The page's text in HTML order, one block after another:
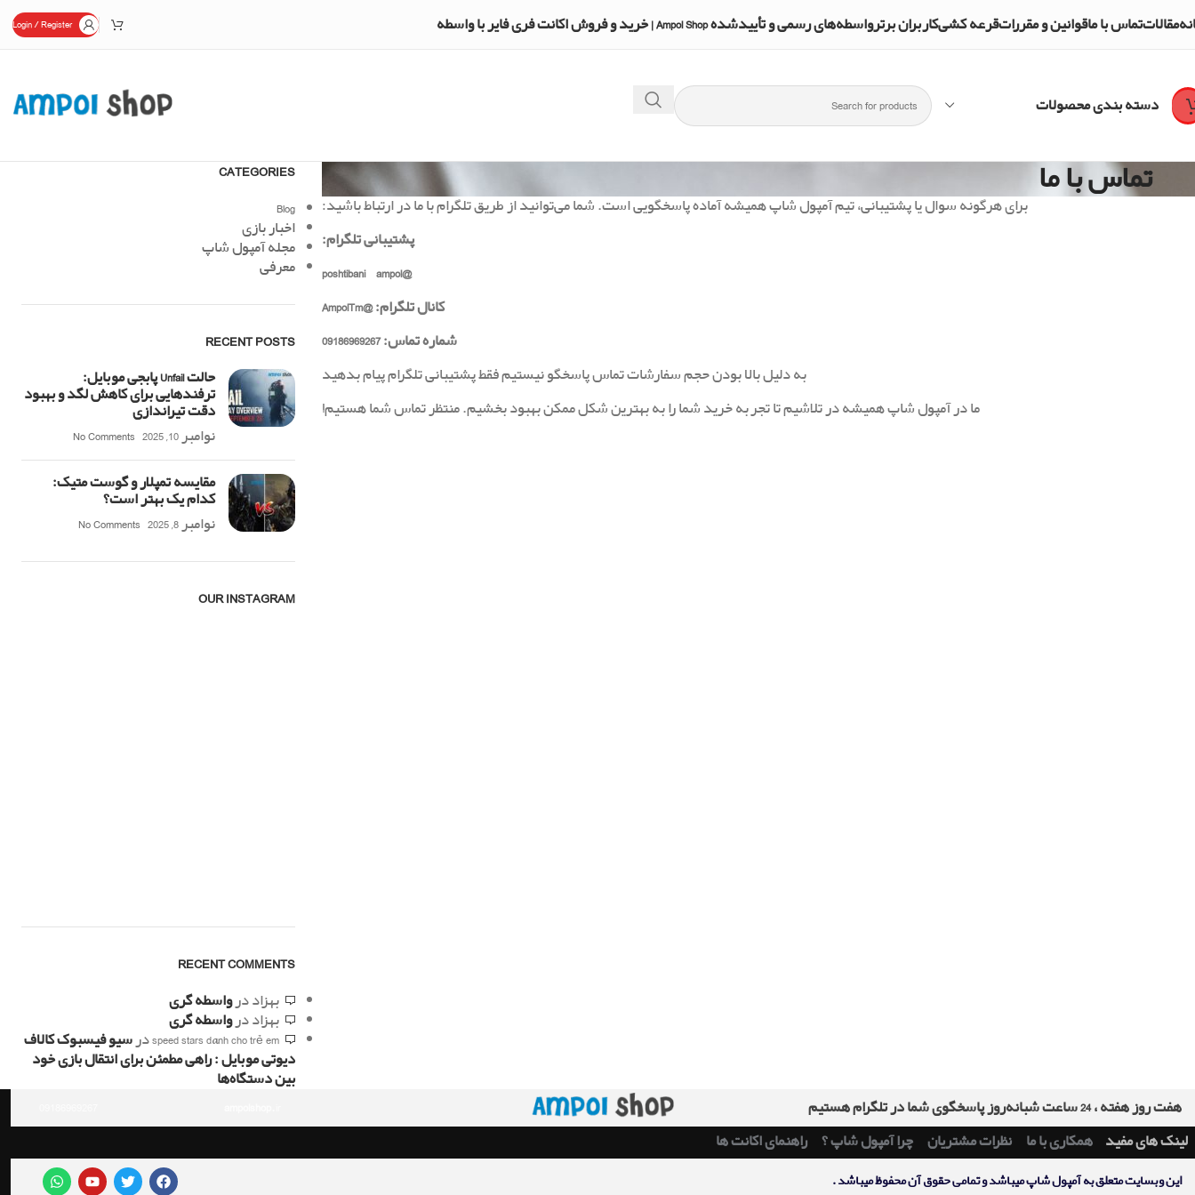
مقالاتتماس با ماقوانین و مقرراتقرعه کشیکاربران برترواسطه‌های رسمی و تأییدشده Ampol Shop | خرید و فروش اکانت فری فایر با واسطه Login / Register
دسته بندی محصولات
تماس با ما
برای هرگونه سوال یا پشتیبانی، تیم آمپول شاپ همیشه آماده پاسخگویی است. شما می‌توانید از طریق تلگرام با ما در ارتباط باشید:
پشتیبانی تلگرام:
@poshtibani_ampol
کانال تلگرام: @AmpolTm
شماره تماس: 09186969267
به دلیل بالا بودن حجم سفارشات تماس پاسخگو نیستیم فقط پشتیبانی تلگرام پیام بدهید
ما در آمپول شاپ همیشه در تلاشیم تا تجربه خرید شما را به بهترین شکل ممکن بهبود بخشیم. منتظر تماس شما هستیم!
CATEGORIES
Blog
اخبار بازی
مجله آمپول شاپ
معرفی
RECENT POSTS
حالت Unfail پابجی موبایل:
ترفندهایی برای کاهش لگد و بهبود
دقت تیراندازی
نوامبر 10, 2025
No Comments
مقایسه تمپلار و گوست متیک:
کدام یک بهتر است؟
نوامبر 8, 2025
No Comments
OUR INSTAGRAM
RECENT COMMENTS
بهزاددرواسطه گری
بهزاددرواسطه گری
speed stars dành cho trẻ emدرسیو فیسبوک کالاف
دیوتی موبایل : راهی مطمئن برای انتقال بازی خود
بین دستگاه‌ها
هفت روز هفته ، 24 ساعت شبانه‌روز پاسخگوی شما در تلگرام هستیم
لینک های مفید همکاری با ما نظرات مشتریان چرا آمپول شاپ ؟ راهنمای اکانت ها
اين وبسايت متعلق به آمپول شاپ ميباشد و تمامی حقوق آن محفوظ ميباشد .